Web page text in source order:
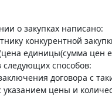
о закупках написано:
конкурентной
единицы(сумма цен
способов:
договора с
цены и